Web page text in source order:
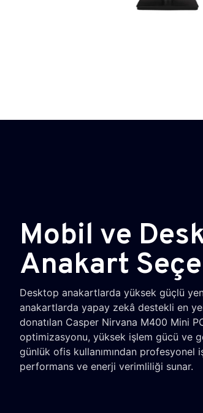
Mobil ve
Anakart
Desktop anakartlarda yüksek güçlü
anakartlarda yapay zekâ destekli en
donatılan Casper Nirvana M400 Mini
optimizasyonu, yüksek işlem gücü ve
günlük ofis kullanımından profesyonel
performans ve enerji verimliliği sunar.